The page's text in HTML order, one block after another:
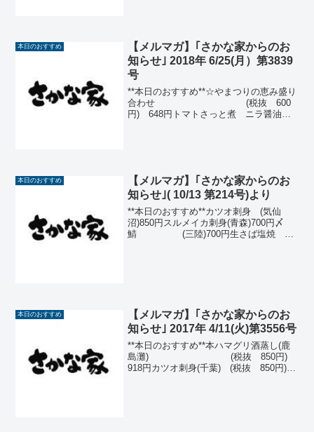
本日のおすすめ
【メルマガ】｢さかな家からのお
知らせ｣ 2018年 6/25(月）第3839
号
**本日のおすすめ**☆やまつりの恵み盛り
合わせ (税抜 600
円) 648円トマトさっと煮 ニラ醤油漬
本日のおすすめ
【メルマガ】｢さかな家からのお
知らせ｣( 10/13 第214号)より
**本日のおすすめ**カツオ刺身 (気仙
沼)850円スルメイカ刺身(青森)700円〆
鯖 (三陸)700円生さば塩焼
本日のおすすめ
【メルマガ】｢さかな家からのお
知らせ｣ 2017年 4/11(火)第3556号
**本日のおすすめ**本ハマグリ酒蒸し(鹿
島灘) (税抜 850円)
918円カツオ刺身(千葉) (税抜 850円)